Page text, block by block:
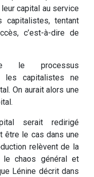
capital au service
tentant
c’est-à-dire de
le processus
les capitalistes ne
On aurait alors une
serait redirigé
être le cas dans une
relèvent de la
le chaos général et
Lénine décrit dans